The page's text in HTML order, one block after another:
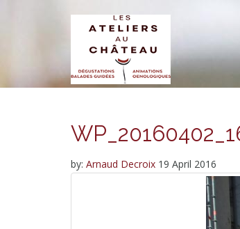
by: Arnaud Decroix 19 April 2016